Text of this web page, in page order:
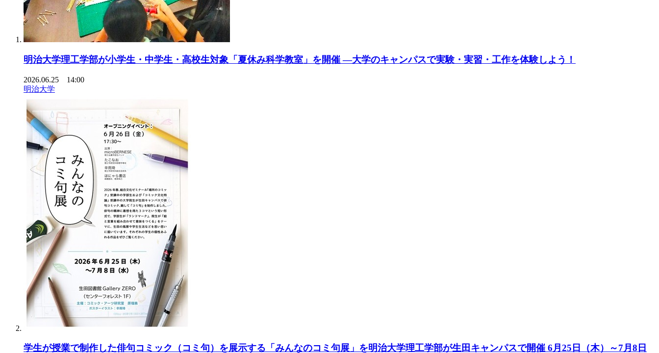
明治大学理工学部が小学生・中学生・高校生対象「夏休み科学教室」を開催 ―大学のキャンパスで実験・実習・工作を体験しよう！
2026.06.25 14:00
明治大学
学生が授業で制作した俳句コミック（コミ句）を展示する「みんなのコミ句展」を明治大学理工学部が生田キャンパスで開催 6月25日（木）～7月8日